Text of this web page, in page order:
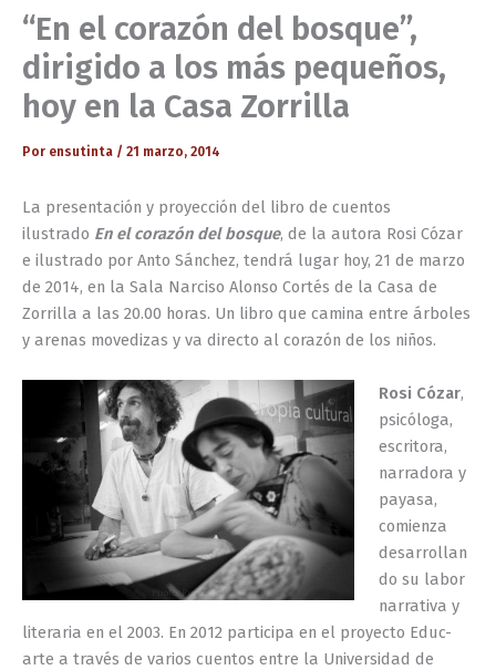
“En el corazón del bosque”,
dirigido a los más pequeños,
hoy en la Casa Zorrilla
Por ensutinta / 21 marzo, 2014
La presentación y proyección del libro de cuentos
ilustrado En el corazón del bosque, de la autora Rosi Cózar
e ilustrado por Anto Sánchez, tendrá lugar hoy, 21 de marzo
de 2014, en la Sala Narciso Alonso Cortés de la Casa de
Zorrilla a las 20.00 horas. Un libro que camina entre árboles
y arenas movedizas y va directo al corazón de los niños.
Rosi Cózar,
psicóloga,
escritora,
narradora y
payasa,
comienza
desarrollan
do su labor
narrativa y
literaria en el 2003. En 2012 participa en el proyecto Educ-
arte a través de varios cuentos entre la Universidad de